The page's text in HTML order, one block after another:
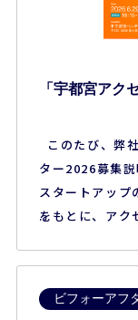
「宇都宮アク
このたび、弊
ター2026募集
スタートアップ
をもとに、アク
にしてきた考え
また、これから
て、プログラム
ビフォーアフ